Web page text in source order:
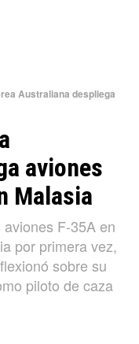
Australiana despliega
aviones
Malasia
F-35A en
por primera vez,
sobre su
piloto de caza